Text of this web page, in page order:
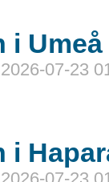
07-23